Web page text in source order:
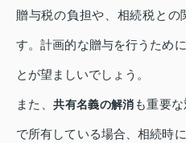
贈与税の負担や、相続税との
す。計画的な贈与を行うため
とが望ましいでしょう。
また、共有名義の解消 も重要
で所有している場合、相続時